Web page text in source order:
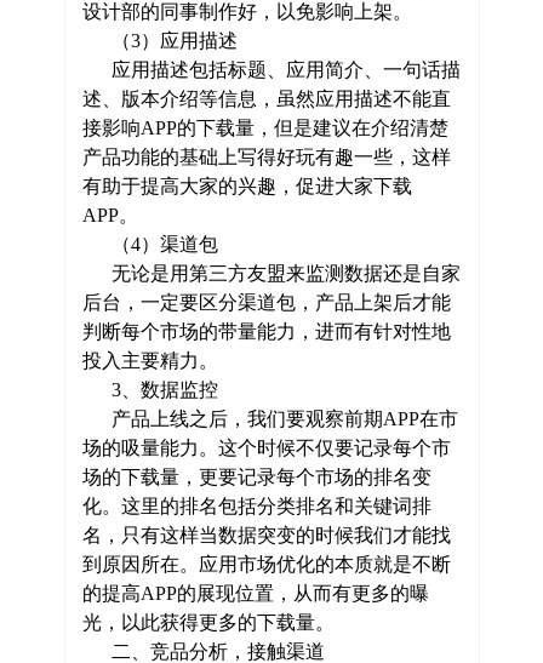
设计部的同事制作好，以免影响上架。
（3）应用描述
应用描述包括标题、应用简介、一句话描
述、版本介绍等信息，虽然应用描述不能直
接影响APP的下载量，但是建议在介绍清楚
产品功能的基础上写得好玩有趣一些，这样
有助于提高大家的兴趣，促进大家下载
APP。
（4）渠道包
无论是用第三方友盟来监测数据还是自家
后台，一定要区分渠道包，产品上架后才能
判断每个市场的带量能力，进而有针对性地
投入主要精力。
3、数据监控
产品上线之后，我们要观察前期APP在市
场的吸量能力。这个时候不仅要记录每个市
场的下载量，更要记录每个市场的排名变
化。这里的排名包括分类排名和关键词排
名，只有这样当数据突变的时候我们才能找
到原因所在。应用市场优化的本质就是不断
的提高APP的展现位置，从而有更多的曝
光，以此获得更多的下载量。
二、竞品分析，接触渠道